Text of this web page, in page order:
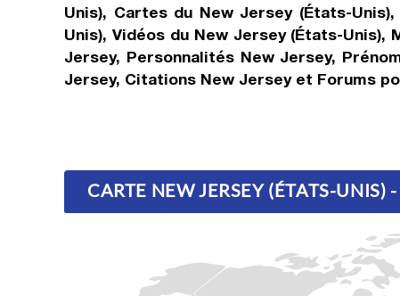
Unis), Cartes du New Jersey (États-
Unis), Vidéos du New Jersey (États-
Jersey, Personnalités New Jersey,
Jersey, Citations New Jersey et Forums
CARTE NEW JERSEY (ÉTATS-UNIS)